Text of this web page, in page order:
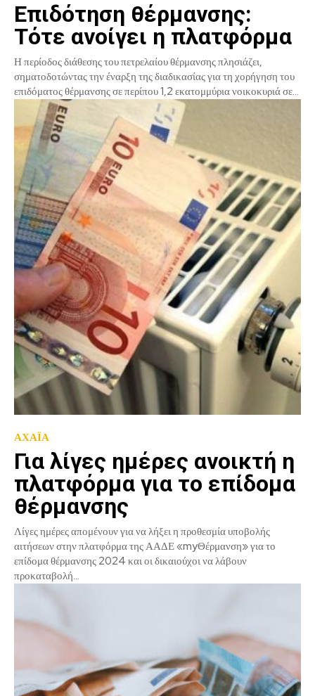
Επιδότηση θέρμανσης:
Tότε ανοίγει η πλατφόρμα
Η περίοδος διάθεσης του πετρελαίου θέρμανσης πλησιάζει,
σηματοδοτώντας την έναρξη της διαδικασίας για τη χορήγηση του
επιδόματος θέρμανσης σε περίπου 1,2 εκατομμύρια νοικοκυριά σε...
ΑΧΑΪΑ
Για λίγες ημέρες ανοικτή η
πλατφόρμα για το επίδομα
θέρμανσης
Λίγες ημέρες απομένουν για να λήξει η προθεσμία υποβολής
αιτήσεων στην πλατφόρμα της ΑΑΔΕ «myΘέρμανση» για το
επίδομα θέρμανσης 2024 και οι δικαιούχοι να λάβουν
προκαταβολή...